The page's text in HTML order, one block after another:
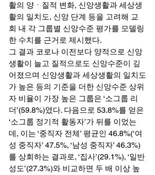
활의 양ㆍ질적 변화, 신앙생활과 세상생
활의 일치도, 신앙 단계 등을 고려해 교
회 내 각 그룹별 신앙수준 평가를 모델링
한 수치를 근거로 제시했다.
그 결과 코로나 이전보다 양적으로 신앙
생활이 늘고 질적으로도 신앙수준이 깊
어졌으며 신앙생활과 세상생활의 일치도
가 높은 등의 기준을 더한 신앙수준 상위
자 비율이 가장 높은 그룹은 ‘소그룹 리
더’(59.8%)였다. 다음으로 53.8%를 얻은
‘소그룹 정기적 활동자’가 뒤를 이었는
데, 이는 ‘중직자 전체’ 평균인 46.8%(‘여
성 중직자’ 47.5%, ‘남성 중직자’ 46.3%)
를 상회하는 결과로, ‘집사’(29.1%), ‘일반
성도’(27.3%)와 비교하면 두 배 이상 높